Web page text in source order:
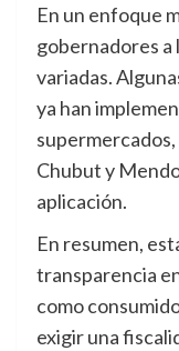
En un enfoque
gobernadores a
variadas.
ya han
Chubut y
aplicación.
En resumen,
transparencia
como
exigir una